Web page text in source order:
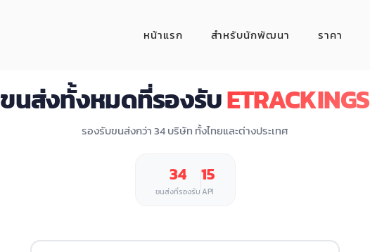
หน้าแรก สำหรับนักพัฒนา ราคา
ขนส่งทั้งหมดที่รองรับETRACKINGS
รองรับขนส่งกว่า 34 บริษัท ทั้งไทยและต่างประเทศ
34
ขนส่งที่รองรับ
15
API